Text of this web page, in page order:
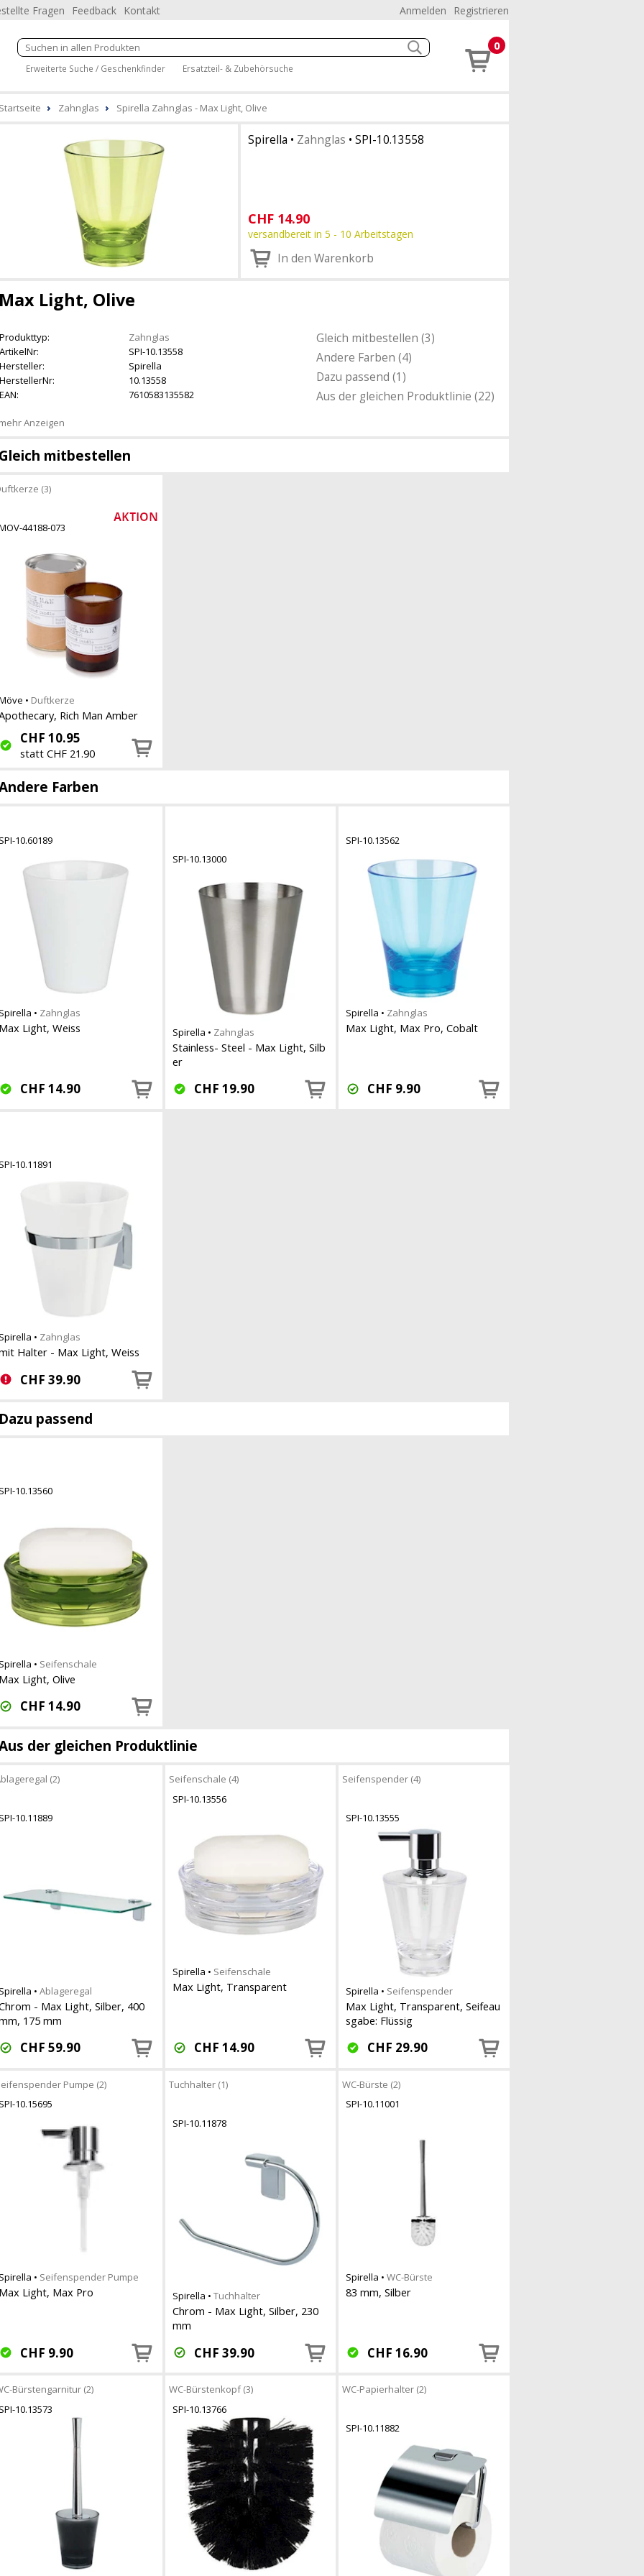
Fragen Feedback Kontakt Anmelden Registrieren
Erweiterte Suche / Geschenkfinder Ersatzteil- & Zubehörsuche
0
Zahnglas Spirella Zahnglas - Max Light, Olive
Spirella • Zahnglas • SPI-10.13558
CHF 14.90
versandbereit in 5 - 10 Arbeitstagen
In den Warenkorb
Light, Olive
Produkttyp:
Zahnglas
ArtikelNr:
SPI-10.13558
Hersteller:
Spirella
HerstellerNr:
10.13558
EAN:
7610583135582
Gleich mitbestellen (3)
Andere Farben (4)
Dazu passend (1)
Aus der gleichen Produktlinie (22)
Anzeigen
mitbestellen
(3)
44188-073
• Duftkerze
Rich Man Amber
CHF 10.95
statt CHF 21.90
Farben
10.60189
• Zahnglas
Light, Weiss
CHF 14.90
SPI-10.13000
Spirella • Zahnglas
Stainless- Steel - Max Light, Silb
er
CHF 19.90
SPI-10.13562
Spirella • Zahnglas
Max Light, Max Pro, Cobalt
CHF 9.90
10.11891
• Zahnglas
Halter - Max Light, Weiss
CHF 39.90
passend
10.13560
• Seifenschale
Light, Olive
CHF 14.90
der gleichen Produktlinie
(2)
10.11889
• Ablageregal
- Max Light, Silber, 400
175 mm
CHF 59.90
Seifenschale (4)
SPI-10.13556
Spirella • Seifenschale
Max Light, Transparent
CHF 14.90
Seifenspender (4)
SPI-10.13555
Spirella • Seifenspender
Max Light, Transparent, Seifeau
sgabe: Flüssig
CHF 29.90
Pumpe (2)
10.15695
• Seifenspender Pumpe
Light, Max Pro
CHF 9.90
Tuchhalter (1)
SPI-10.11878
Spirella • Tuchhalter
Chrom - Max Light, Silber, 230
mm
CHF 39.90
WC-Bürste (2)
SPI-10.11001
Spirella •WC-Bürste
83 mm, Silber
CHF 16.90
Bürstengarnitur (2)
10.13573
WC-Bürstenkopf (3)
SPI-10.13766
WC-Papierhalter (2)
SPI-10.11882